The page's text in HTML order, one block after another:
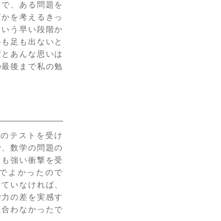
、ある問題を
を考えるきっ
う早い段階か
足も出ないと
あんな思いは
後まで私の勉
テストを受け
数学の問題の
強い衝撃を受
よかったので
いなければ、
の差を実感す
わなかったで